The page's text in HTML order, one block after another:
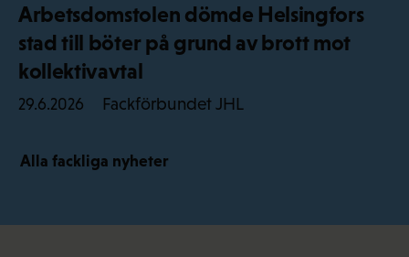
Arbetsdomstolen dömde Helsingfors
stad till böter på grund av brott mot
kollektivavtal
29.6.2026 Fackförbundet JHL
Alla fackliga nyheter